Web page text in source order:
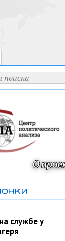
службе у